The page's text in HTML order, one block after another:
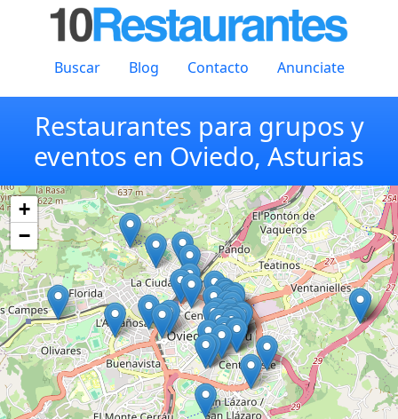
Buscar Blog Contacto Anunciate
Restaurantes para grupos y
eventos en Oviedo, Asturias
+
−